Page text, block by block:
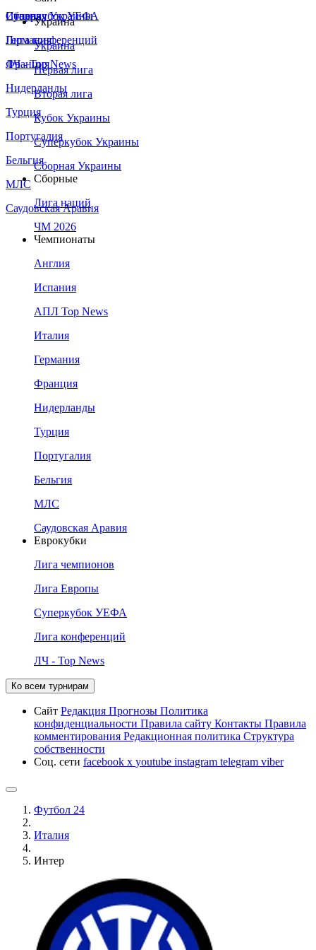
Сборная Украины
Италия
Германия
Франция
Нидерланды
Турция
Португалия
Бельгия
МЛС
Саудовская Аравия
Суперкубок УЕФА
Лига конференций
ЛЧ - Top News
Украина
Украина
Первая лига
Вторая лига
Кубок Украины
Суперкубок Украины
Сборная Украины
Сборные
Лига наций
ЧМ 2026
Чемпионаты
Англия
Испания
АПЛ Top News
Италия
Германия
Франция
Нидерланды
Турция
Португалия
Бельгия
МЛС
Саудовская Аравия
Еврокубки
Лига чемпионов
Лига Европы
Суперкубок УЕФА
Лига конференций
ЛЧ - Top News
Ко всем турнирам
Сайт Редакция Прогнозы Политика
конфиденциальности Правила сайту Контакты Правила
комментирования Редакционная политика Структура
собственности
Соц. сети facebook x youtube instagram telegram viber
Футбол 24
Италия
Интер